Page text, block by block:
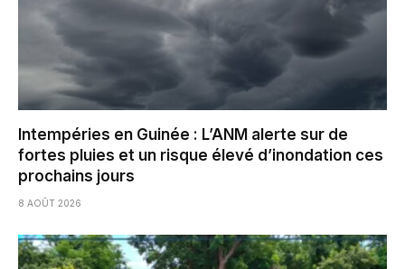
Intempéries en Guinée : L’ANM alerte sur de
fortes pluies et un risque élevé d’inondation ces
prochains jours
8 AOÛT 2026